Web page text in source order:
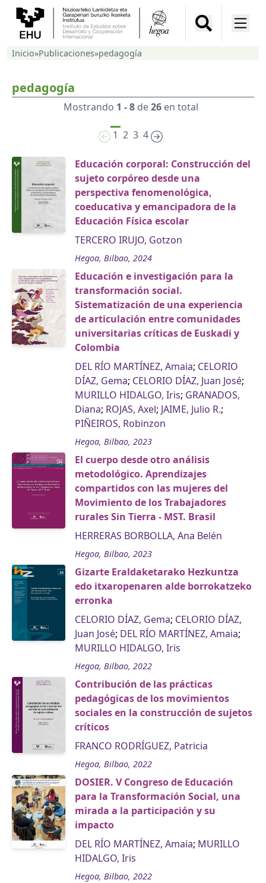
Inicio»Publicaciones»pedagogía
pedagogía
Mostrando 1 - 8de26en total
1 2 3 4
Educación corporal: Construcción del
sujeto corpóreo desde una
perspectiva fenomenológica,
coeducativa y emancipadora de la
Educación Física escolar
TERCERO IRUJO, Gotzon
Hegoa, Bilbao, 2024
Educación e investigación para la
transformación social.
Sistematización de una experiencia
de articulación entre comunidades
universitarias críticas de Euskadi y
Colombia
DEL RÍO MARTÍNEZ, Amaia; CELORIO
DÍAZ, Gema; CELORIO DÍAZ, Juan José;
MURILLO HIDALGO, Iris; GRANADOS,
Diana; ROJAS, Axel; JAIME, Julio R.;
PIÑEIROS, Robinzon
Hegoa, Bilbao, 2023
El cuerpo desde otro análisis
metodológico. Aprendizajes
compartidos con las mujeres del
Movimiento de los Trabajadores
rurales Sin Tierra - MST. Brasil
HERRERAS BORBOLLA, Ana Belén
Hegoa, Bilbao, 2023
Gizarte Eraldaketarako Hezkuntza
edo itxaropenaren alde borrokatzeko
erronka
CELORIO DÍAZ, Gema; CELORIO DÍAZ,
Juan José; DEL RÍO MARTÍNEZ, Amaia;
MURILLO HIDALGO, Iris
Hegoa, Bilbao, 2022
Contribución de las prácticas
pedagógicas de los movimientos
sociales en la construcción de sujetos
críticos
FRANCO RODRÍGUEZ, Patricia
Hegoa, Bilbao, 2022
DOSIER. V Congreso de Educación
para la Transformación Social, una
mirada a la participación y su
impacto
DEL RÍO MARTÍNEZ, Amaia; MURILLO
HIDALGO, Iris
Hegoa, Bilbao, 2022